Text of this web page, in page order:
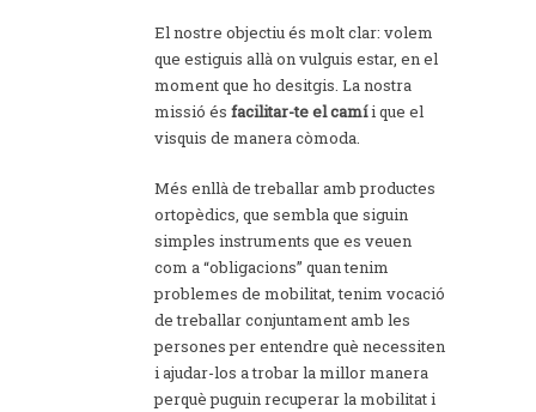
El nostre objectiu és molt clar: volem
que estiguis allà on vulguis estar, en el
moment que ho desitgis. La nostra
missió és facilitar-te el camíi que el
visquis de manera còmoda.
Més enllà de treballar amb productes
ortopèdics, que sembla que siguin
simples instruments que es veuen
com a “obligacions” quan tenim
problemes de mobilitat, tenim vocació
de treballar conjuntament amb les
persones per entendre què necessiten
i ajudar-los a trobar la millor manera
perquè puguin recuperar la mobilitat i